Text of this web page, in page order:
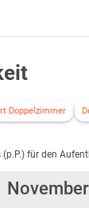
Doppelzimmer
für den
November